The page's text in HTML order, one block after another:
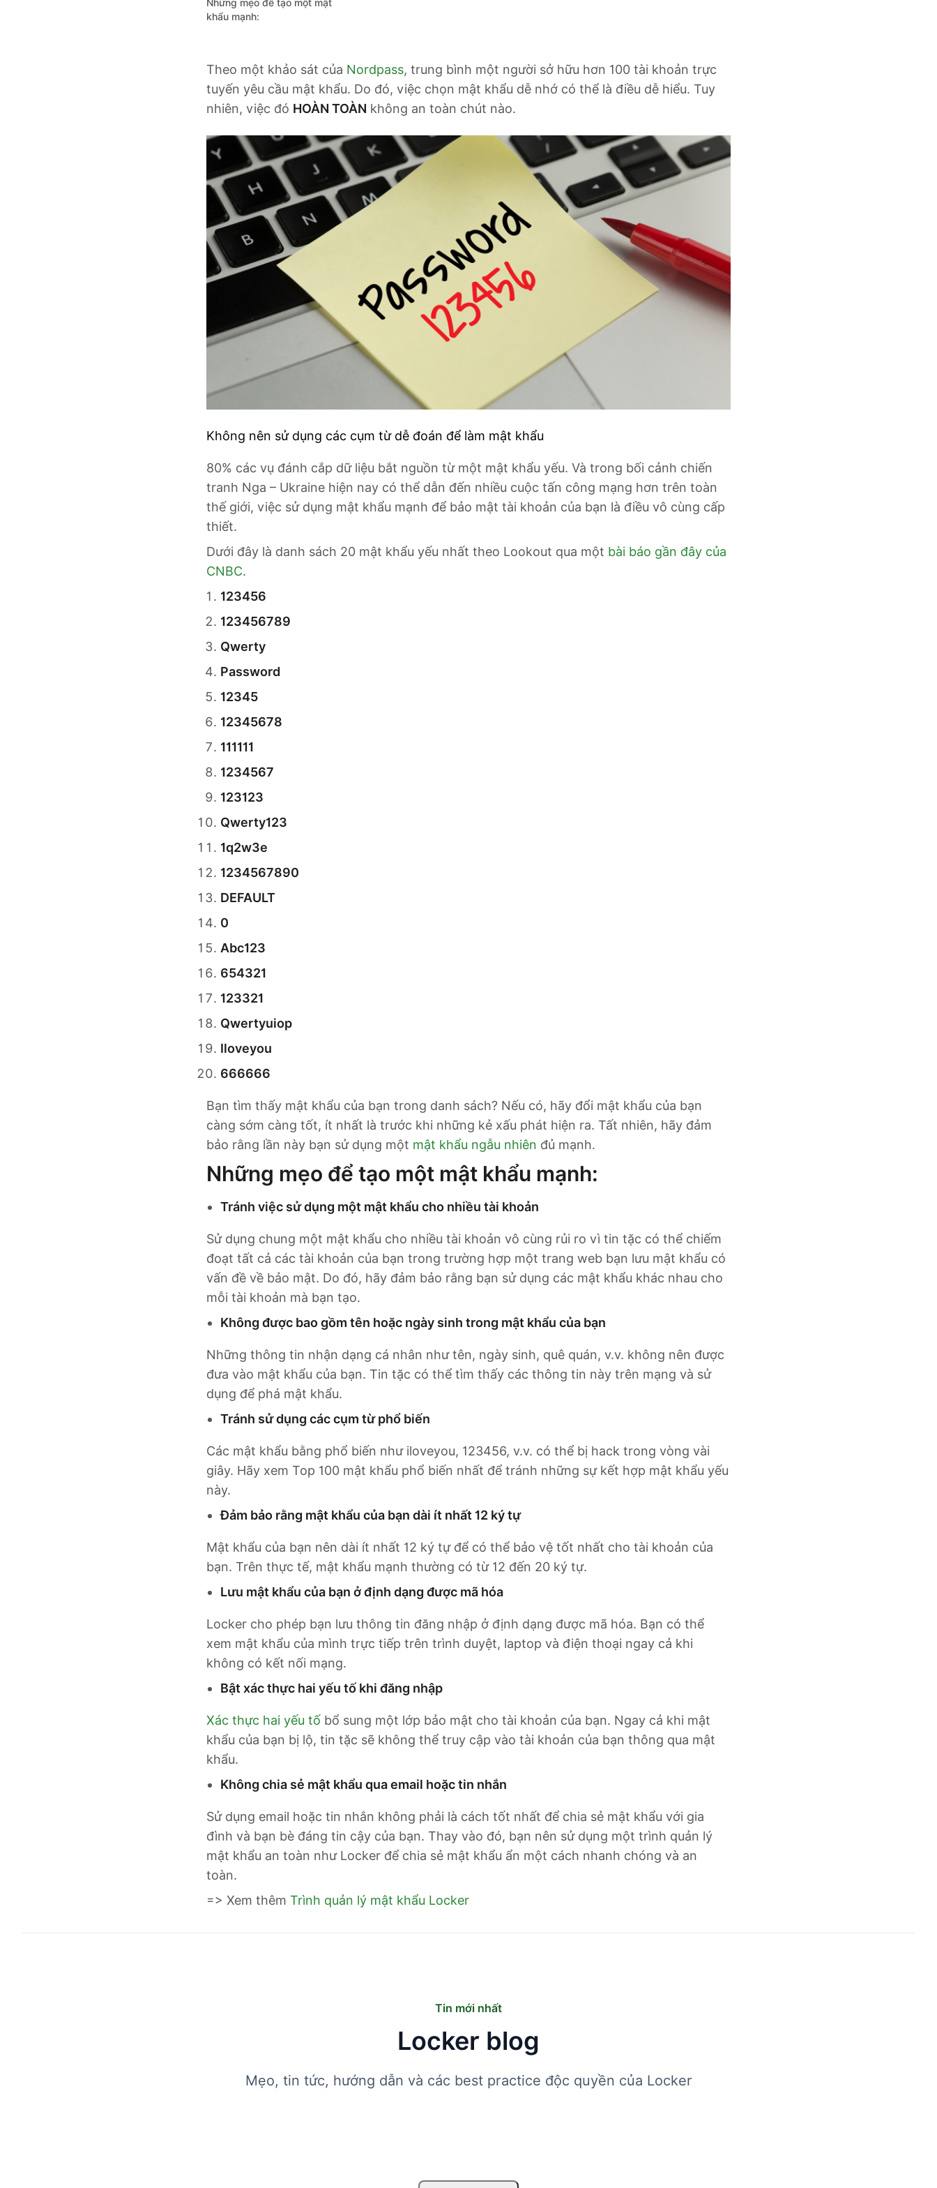
Những mẹo để tạo một mật
khẩu mạnh:
Theo một khảo sát của Nordpass, trung bình một người sở hữu hơn 100 tài khoản trực
tuyến yêu cầu mật khẩu. Do đó, việc chọn mật khẩu dễ nhớ có thể là điều dễ hiểu. Tuy
nhiên, việc đó HOÀN TOÀN không an toàn chút nào.
Không nên sử dụng các cụm từ dễ đoán để làm mật khẩu
80% các vụ đánh cắp dữ liệu bắt nguồn từ một mật khẩu yếu. Và trong bối cảnh chiến
tranh Nga – Ukraine hiện nay có thể dẫn đến nhiều cuộc tấn công mạng hơn trên toàn
thế giới, việc sử dụng mật khẩu mạnh để bảo mật tài khoản của bạn là điều vô cùng cấp
thiết.
Dưới đây là danh sách 20 mật khẩu yếu nhất theo Lookout qua một bài báo gần đây của
CNBC.
123456
123456789
Qwerty
Password
12345
12345678
111111
1234567
123123
Qwerty123
1q2w3e
1234567890
DEFAULT
0
Abc123
654321
123321
Qwertyuiop
Iloveyou
666666
Bạn tìm thấy mật khẩu của bạn trong danh sách? Nếu có, hãy đổi mật khẩu của bạn
càng sớm càng tốt, ít nhất là trước khi những kẻ xấu phát hiện ra. Tất nhiên, hãy đảm
bảo rằng lần này bạn sử dụng một mật khẩu ngẫu nhiên đủ mạnh.
Những mẹo để tạo một mật khẩu mạnh:
Tránh việc sử dụng một mật khẩu cho nhiều tài khoản
Sử dụng chung một mật khẩu cho nhiều tài khoản vô cùng rủi ro vì tin tặc có thể chiếm
đoạt tất cả các tài khoản của bạn trong trường hợp một trang web bạn lưu mật khẩu có
vấn đề về bảo mật. Do đó, hãy đảm bảo rằng bạn sử dụng các mật khẩu khác nhau cho
mỗi tài khoản mà bạn tạo.
Không được bao gồm tên hoặc ngày sinh trong mật khẩu của bạn
Những thông tin nhận dạng cá nhân như tên, ngày sinh, quê quán, v.v. không nên được
đưa vào mật khẩu của bạn. Tin tặc có thể tìm thấy các thông tin này trên mạng và sử
dụng để phá mật khẩu.
Tránh sử dụng các cụm từ phổ biến
Các mật khẩu bằng phổ biến như iloveyou, 123456, v.v. có thể bị hack trong vòng vài
giây. Hãy xem Top 100 mật khẩu phổ biến nhất để tránh những sự kết hợp mật khẩu yếu
này.
Đảm bảo rằng mật khẩu của bạn dài ít nhất 12 ký tự
Mật khẩu của bạn nên dài ít nhất 12 ký tự để có thể bảo vệ tốt nhất cho tài khoản của
bạn. Trên thực tế, mật khẩu mạnh thường có từ 12 đến 20 ký tự.
Lưu mật khẩu của bạn ở định dạng được mã hóa
Locker cho phép bạn lưu thông tin đăng nhập ở định dạng được mã hóa. Bạn có thể
xem mật khẩu của mình trực tiếp trên trình duyệt, laptop và điện thoại ngay cả khi
không có kết nối mạng.
Bật xác thực hai yếu tố khi đăng nhập
Xác thực hai yếu tố bổ sung một lớp bảo mật cho tài khoản của bạn. Ngay cả khi mật
khẩu của bạn bị lộ, tin tặc sẽ không thể truy cập vào tài khoản của bạn thông qua mật
khẩu.
Không chia sẻ mật khẩu qua email hoặc tin nhắn
Sử dụng email hoặc tin nhắn không phải là cách tốt nhất để chia sẻ mật khẩu với gia
đình và bạn bè đáng tin cậy của bạn. Thay vào đó, bạn nên sử dụng một trình quản lý
mật khẩu an toàn như Locker để chia sẻ mật khẩu ẩn một cách nhanh chóng và an
toàn.
=> Xem thêm Trình quản lý mật khẩu Locker
Tin mới nhất
Locker blog
Mẹo, tin tức, hướng dẫn và các best practice độc quyền của Locker